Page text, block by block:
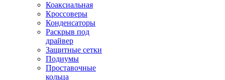
Коаксиальная
Кроссоверы
Конденсаторы
Раскрыв под
драйвер
Защитные сетки
Подиумы
Проставочные
кольца